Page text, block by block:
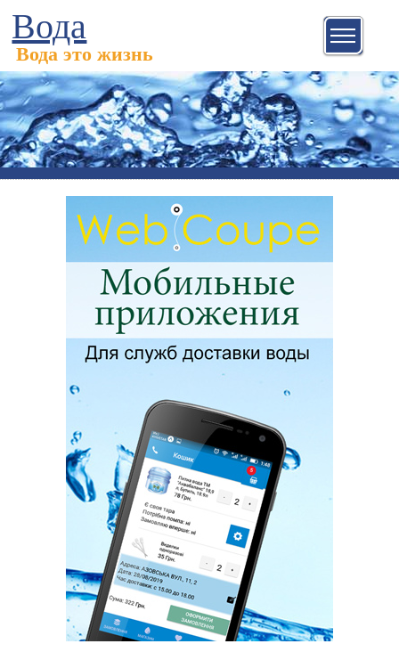
Вода
Вода это жизнь